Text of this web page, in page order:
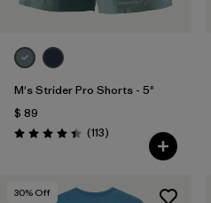
M's Strider Pro Shorts - 5"
$ 89
Valoración: 4.4 / 5
(113Comentarios
)
30% Off